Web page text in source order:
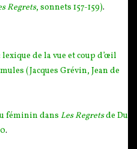
Regrets, sonnets 157-159).
de la vue et coup d’œil
(Jacques Grévin, Jean de
féminin dans Les Regretsde Du
.